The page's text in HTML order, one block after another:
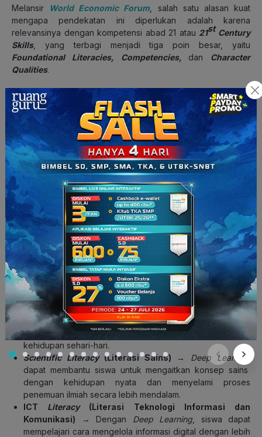
Melansir World Economic Forum, salah satu alasan kuat
mengapa pendekatan ini diperlukan adalah karena
relevansinya dengan kompetensi abad 21 atau 21st Century
Skills, yang terbagi menjadi tiga poin besar, yaitu
Foundational Literacies, Competencies, dan Character
Qualities.
1.Foundational Literacies(Literasi Dasar)
Keterampilan literasi dasar merupakan
yang dapat
membantu siswa untuk mengaplikasikan pengetahuan
inti pada kehidupan sehari-hari. Pendekatan Deep
Learningdalam pembelajaran siswa dapat membangun
fondasi yang kuat dalam keterampilan ini, sehingga siswa
mampu menggunakan kemampuan dasarnya dalam situasi
nyata.
Kemampuan ini mencakup beberapa poin sebagai berikut:
Literacy(Literasi)→ Dengan pendekatan Deep Learning ,
literasi siswa tidak hanya dibatasi pada kemampuan
membaca dan menulis, tetapi juga memahami makna di
balik informasi yang diserap.
Numeracy
(Kemampuan Numerik)
→ Daripada hanya
menghafal rumus, denganDeep Learning, siswa didorong
untuk memahami konsep dasar matematika, sehingga
mereka dapat menerapkannya dalam berbagai konteks
kehidupan sehari-hari.
Scientific Literacy(Literasi Sains) → Deep Learning
dapat membantu siswa untuk mengaitkan konsep sains
dengan kehidupan nyata dan menyelami proses
penemuan ilmiah secara lebih mendalam.
ICT Literacy(Literasi Teknologi Informasi dan
Komunikasi) → Dengan Deep Learning , siswa dapat
mempelajari cara mengelola informasi digital dengan lebih